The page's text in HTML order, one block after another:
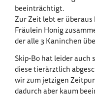
beeinträchtigt.
Zur Zeit lebt er
Fräulein Honig
der alle 3 Kaninchen
Skip-Bo hat leider auch
diese tierärztlich
wir zum jetzigen
dadurch aber kaum